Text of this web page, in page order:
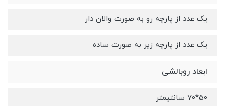
یک عدد از پارچه رو به صورت والان دار
یک عدد از پارچه زیر به صورت ساده
ابعاد روبالشی
50*70 سانتیمتر